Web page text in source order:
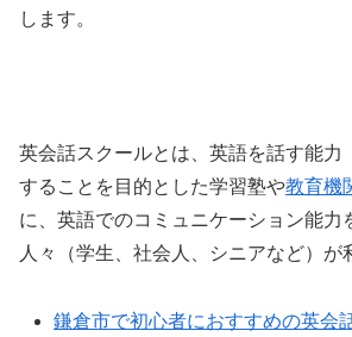
します。
英会話スクールとは、英語を話す能力
することを目的とした学習塾や教育機
に、英語でのコミュニケーション能力
人々（学生、社会人、シニアなど）が
鎌倉市で初心者におすすめの英会